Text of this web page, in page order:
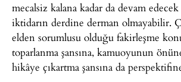
mecalsiz kalana kadar da devam
iktidarın derdine derman olmayabilir.
elden sorumlusu olduğu fakirleşme
toparlanma şansına, kamuoyunun
hikâye çıkartma şansına da